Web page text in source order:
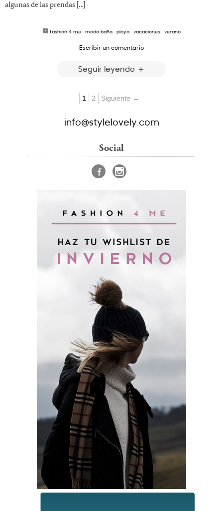
algunas de las prendas […]
fashion 4 me · moda baño · playa · vacaciones · verano
Escribir un comentario
Seguir leyendo
1 2 Siguiente →
info@stylelovely.com
Social